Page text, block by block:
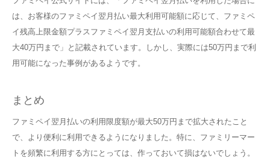
は、お客様のファミペイ翌月払い最大利用可能額に応じて、ファミペ
イ残高上限金額プラスファミペイ翌月支払いの利用可能額合わせて最
大40万円まで」と記載されています。しかし、実際には50万円まで利
用可能になった事例があるようです。
まとめ
ファミペイ翌月払いの利用限度額が最大50万円まで拡大されたこと
で、より便利に利用できるようになりました。特に、ファミリーマー
トを頻繁に利用する方にとっては、作っておいて損はないでしょう。